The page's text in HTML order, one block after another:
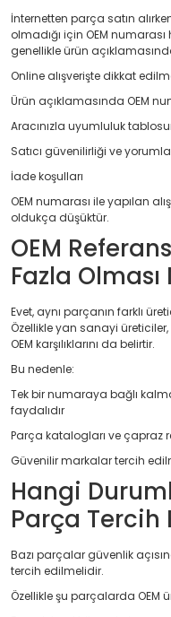
İnternetten parça satın
olmadığı için OEM
genellikle ürün
Online alışverişte dikkat
Ürün açıklamasında OEM
Aracınızla uyumluluk
Satıcı güvenilirliği ve
İade koşulları
OEM numarası ile yapılan
oldukça düşüktür.
OEM
Fazla
Evet, aynı parçanın farklı
Özellikle yan sanayi
OEM karşılıklarını da belirtir.
Bu nedenle:
Tek bir numaraya bağlı
faydalıdır
Parça katalogları ve çapraz
Güvenilir markalar tercih
Hangi
Parça Tercih
Bazı parçalar güvenlik
tercih edilmelidir.
Özellikle şu parçalarda OEM